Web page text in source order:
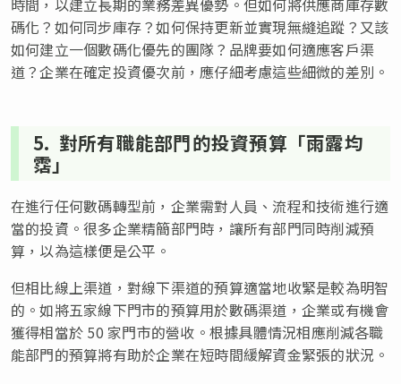
時間，以建立長期的業務差異優勢。但如何將供應商庫存數
碼化？如何同步庫存？如何保持更新並實現無縫追蹤？又該
如何建立一個數碼化優先的團隊？品牌要如何適應客戶渠
道？企業在確定投資優次前，應仔細考慮這些細微的差別。
5. 對所有職能部門的投資預算「雨露均
霑」
在進行任何數碼轉型前，企業需對人員、流程和技術進行適
當的投資。很多企業精簡部門時，讓所有部門同時削減預
算，以為這樣便是公平。
但相比線上渠道，對線下渠道的預算適當地收緊是較為明智
的。如將五家線下門市的預算用於數碼渠道，企業或有機會
獲得相當於 50 家門市的營收。根據具體情況相應削減各職
能部門的預算將有助於企業在短時間緩解資金緊張的狀況。